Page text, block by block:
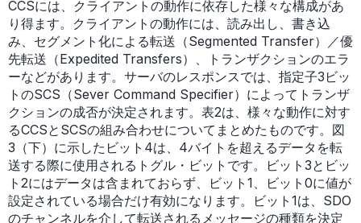
CCSには、クライアントの動作に依存した様々な構成があ
り得ます。クライアントの動作には、読み出し、書き込
み、セグメント化による転送（Segmented Transfer）／優
先転送（Expedited Transfers）、トランザクションのエラ
ーなどがあります。サーバのレスポンスでは、指定子3ビッ
トのSCS（Sever Command Specifier）によってトランザ
クションの成否が決定されます。表2は、様々な動作に対す
るCCSとSCSの組み合わせについてまとめたものです。図
3（下）に示したビット4は、4バイトを超えるデータを転
送する際に使用されるトグル・ビットです。ビット3とビッ
ト2にはデータは含まれておらず、ビット1、ビット0に値が
設定されている場合だけ有効になります。ビット1は、SDO
のチャンネルを介して転送されるメッセージの種類を決定